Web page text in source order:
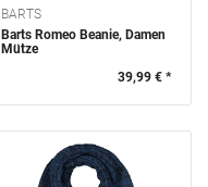
BARTS
Barts Romeo Beanie, Damen
Mütze
39,99 € *